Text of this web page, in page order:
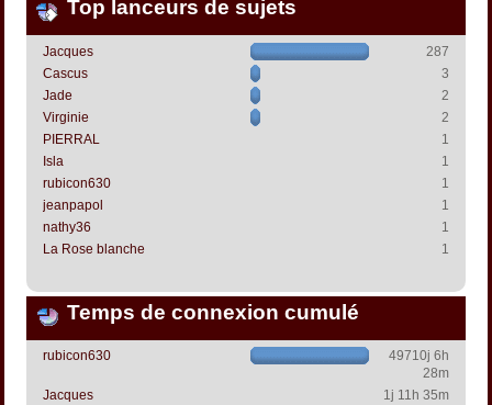
Top lanceurs de sujets
Jacques
287
Cascus
3
Jade
2
Virginie
2
PIERRAL
1
Isla
1
rubicon630
1
jeanpapol
1
nathy36
1
La Rose blanche
1
Temps de connexion cumulé
rubicon630
49710j 6h
28m
Jacques
1j 11h 35m